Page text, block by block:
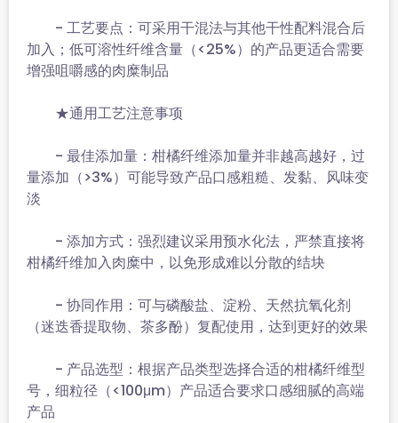
- 工艺要点：可采用干混法与其他干性配料混合后
加入；低可溶性纤维含量（<25%）的产品更适合需要
增强咀嚼感的肉糜制品
★通用工艺注意事项
- 最佳添加量：柑橘纤维添加量并非越高越好，过
量添加（>3%）可能导致产品口感粗糙、发黏、风味变
淡
- 添加方式：强烈建议采用预水化法，严禁直接将
柑橘纤维加入肉糜中，以免形成难以分散的结块
- 协同作用：可与磷酸盐、淀粉、天然抗氧化剂
（迷迭香提取物、茶多酚）复配使用，达到更好的效果
- 产品选型：根据产品类型选择合适的柑橘纤维型
号，细粒径（<100μm）产品适合要求口感细腻的高端
产品